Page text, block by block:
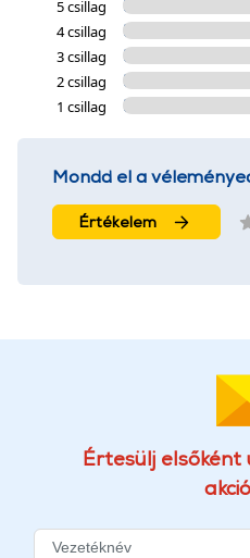
5 csillag
4 csillag
3 csillag
2 csillag
1 csillag
Mondd el a
Értékelem
Értesülj elsőként